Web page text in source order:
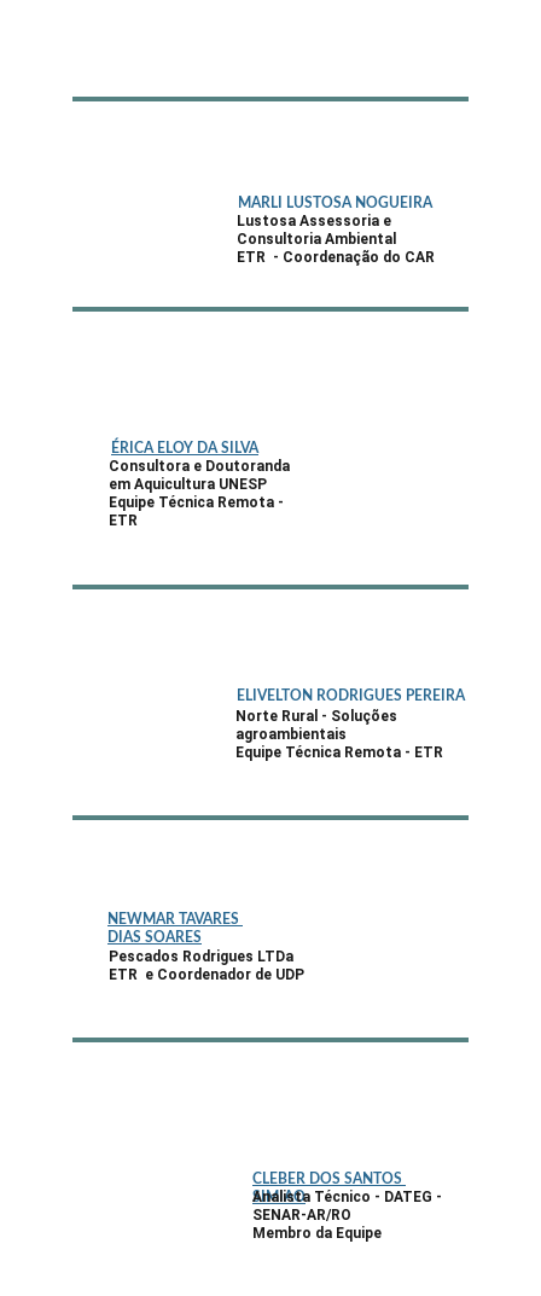
Lustosa Assessoria e
Consultoria Ambiental
ETR  - Coordenação do CAR
CLEBER DOS SANTOS
SIMIAO
ELIVELTON RODRIGUES PEREIRA
Analista Técnico - DATEG -
SENAR-AR/RO
Membro da Equipe
NEWMAR TAVARES
DIAS SOARES
ÉRICA ELOY DA SILVA
MARLI LUSTOSA NOGUEIRA
Consultora e Doutoranda
em Aquicultura UNESP
Equipe Técnica Remota -
ETR
Pescados Rodrigues LTDa
ETR  e Coordenador de UDP
Norte Rural - Soluções
agroambientais
Equipe Técnica Remota - ETR